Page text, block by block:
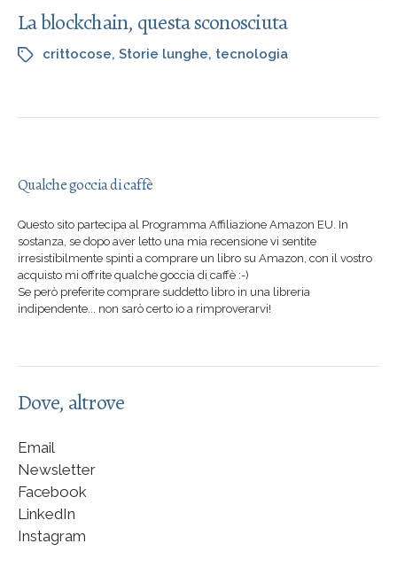
La blockchain, questa sconosciuta
crittocose, Storie lunghe, tecnologia
Qualche goccia di caffè
Questo sito partecipa al Programma Affiliazione Amazon EU. In
sostanza, se dopo aver letto una mia recensione vi sentite
irresistibilmente spinti a comprare un libro su Amazon, con il vostro
acquisto mi offrite qualche goccia di caffè :-)
Se però preferite comprare suddetto libro in una libreria
indipendente... non sarò certo io a rimproverarvi!
Dove, altrove
Email
Newsletter
Facebook
LinkedIn
Instagram